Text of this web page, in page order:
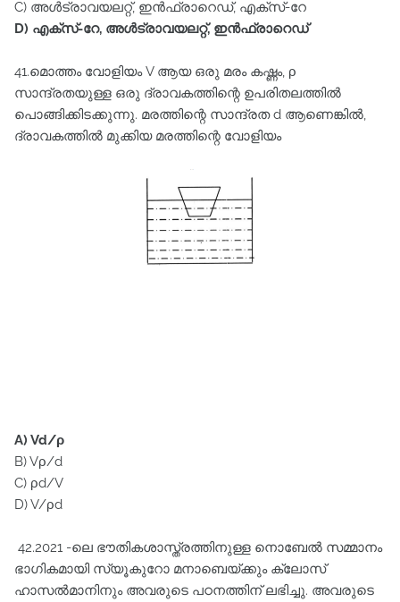
C) അൾട്രാവയലറ്റ്‌, ഇൻഫ്രാറെഡ്‌, എക്സ്‌-റേ
D) എക്സ്‌-റേ, അൾട്രാവയലറ്റ്‌, ഇൻഫ്രാറെഡ്‌
41.മൊത്തം വോളിയം V ആയ ഒരു മരം കഷ്ണം, ρ
സാന്ദ്രതയുള്ള ഒരു ദ്രാവകത്തിന്റെ ഉപരിതലത്തിൽ
പൊങ്ങിക്കിടക്കുന്നു. മരത്തിന്റെ സാന്ദ്രത d ആണെങ്കിൽ,
ദ്രാവകത്തിൽ മുക്കിയ മരത്തിന്റെ വോളിയം
A) Vd/ρ
B) Vρ/d
C) ρd/V
D) V/ρd
42.2021 -ലെ ഭൗതികശാസ്ത്രത്തിനുള്ള നൊബേൽ സമ്മാനം
ഭാഗികമായി സ്യൂകുറോ മനാബെയ്ക്കും ക്ലോസ്‌
ഹാസൽമാനിനും അവരുടെ പഠനത്തിന്‌ ലഭിച്ചു. അവരുടെ